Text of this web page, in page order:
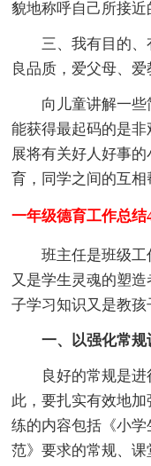
貌地称呼自己所接近
三、我有目的、
良品质，爱父母、爱
向儿童讲解一些
能获得最起码的是
展将有关好人好事
育，同学之间的互
一年级德育工作总结
班主任是班级工
又是学生灵魂的塑
子学习知识又是教孩
一、以强化常规
良好的常规是进
此，要扎实有效地
练的内容包括《小
范》要求的常规、